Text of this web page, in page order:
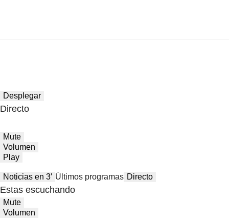
Desplegar
Directo
Mute
Volumen
Play
Noticias en 3′ Últimos programas Directo
Estas escuchando
Mute
Volumen